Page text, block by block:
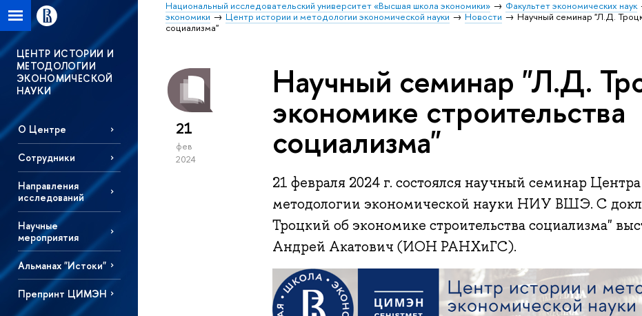
Национальный исследовательский университет «Высшая школа экономики» Факультет экономических наук
экономики
Центр истории и методологии экономической науки Новости
Научный семинар "Л.Д.
социализма"
ЦЕНТР ИСТОРИИ И
МЕТОДОЛОГИИ
ЭКОНОМИЧЕСКОЙ
НАУКИ
О Центре
Сотрудники
Направления
исследований
Научные
мероприятия
Альманах "Истоки"
Препринт ЦИМЭН
21
фев
2024
Научный семинар "Л.Д.
экономике строительства
социализма"
21 февраля 2024 г. состоялся научный семинар
методологии экономической науки НИУ ВШЭ. С
Троцкий об экономике строительства социализма"
Андрей Акатович (ИОН РАНХиГС).